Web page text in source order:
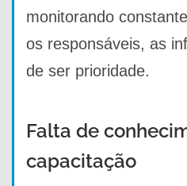
monitorando
os responsáveis, as
de ser prioridade.
Falta de
capacitação